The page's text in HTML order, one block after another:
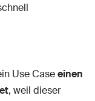
Use Caseeinen
, weil dieser